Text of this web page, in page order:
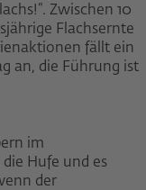
Zwischen 10
Flachsernte
fällt ein
an, die Führung ist
im
Hufe und es
der